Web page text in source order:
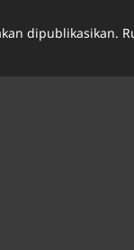
dipublikasikan.